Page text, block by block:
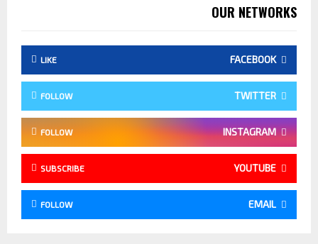
OUR NETWORKS
FACEBOOK
LIKE
TWITTER
FOLLOW
INSTAGRAM
FOLLOW
YOUTUBE
SUBSCRIBE
EMAIL
FOLLOW